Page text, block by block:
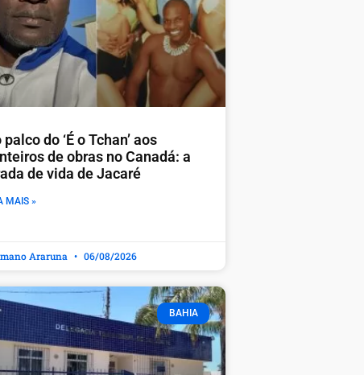
palco do ‘É o Tchan’ aos
de obras no Canadá: a
de vida de Jacaré
MAIS »
Araruna 06/08/2026
BAHIA